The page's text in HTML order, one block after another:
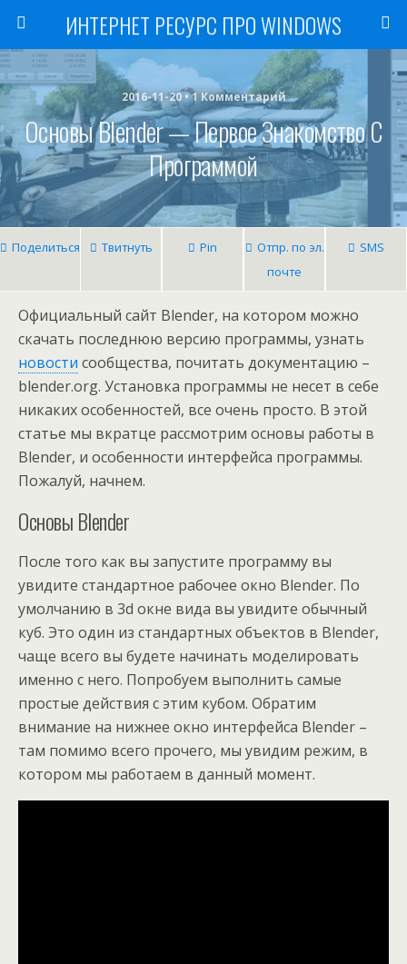
ИНТЕРНЕТ РЕСУРС ПРО WINDOWS
2016-11-20 • 1 Комментарий
Основы Blender — Первое Знакомство С
Программой
Поделиться Твитнуть Pin
Отпр. по эл.
почте
SMS
Официальный сайт Blender, на котором можно
скачать последнюю версию программы, узнать
новости сообщества, почитать документацию –
blender.org. Установка программы не несет в себе
никаких особенностей, все очень просто. В этой
статье мы вкратце рассмотрим основы работы в
Blender, и особенности интерфейса программы.
Пожалуй, начнем.
Основы Blender
После того как вы запустите программу вы
увидите стандартное рабочее окно Blender. По
умолчанию в 3d окне вида вы увидите обычный
куб. Это один из стандартных объектов в Blender,
чаще всего вы будете начинать моделировать
именно с него. Попробуем выполнить самые
простые действия с этим кубом. Обратим
внимание на нижнее окно интерфейса Blender –
там помимо всего прочего, мы увидим режим, в
котором мы работаем в данный момент.